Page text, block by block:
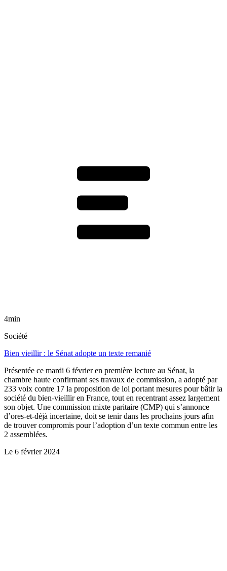
4min
Société
Bien vieillir : le Sénat adopte un texte remanié
Présentée ce mardi 6 février en première lecture au Sénat, la
chambre haute confirmant ses travaux de commission, a adopté par
233 voix contre 17 la proposition de loi portant mesures pour bâtir la
société du bien-vieillir en France, tout en recentrant assez largement
son objet. Une commission mixte paritaire (CMP) qui s’annonce
d’ores-et-déjà incertaine, doit se tenir dans les prochains jours afin
de trouver compromis pour l’adoption d’un texte commun entre les
2 assemblées.
Le 6 février 2024